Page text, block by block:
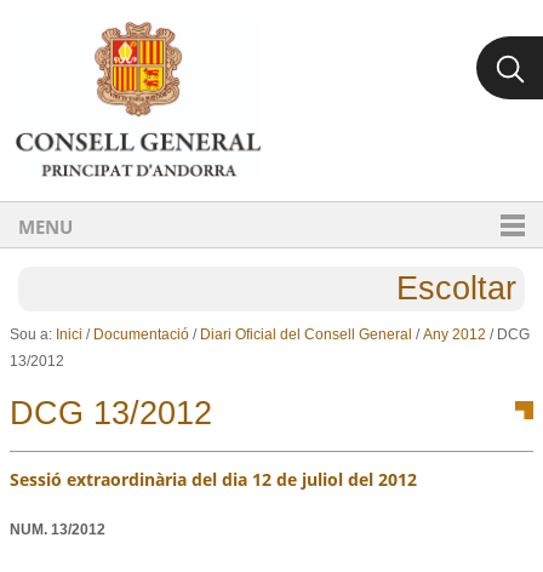
Ves al contingut.
Salta a la navegació
MENU
Escoltar
Sou a: Inici / Documentació / Diari Oficial del Consell General /Any 2012 / DCG
13/2012
DCG 13/2012
Sessió extraordinària del dia 12 de juliol del 2012
NUM.13/2012